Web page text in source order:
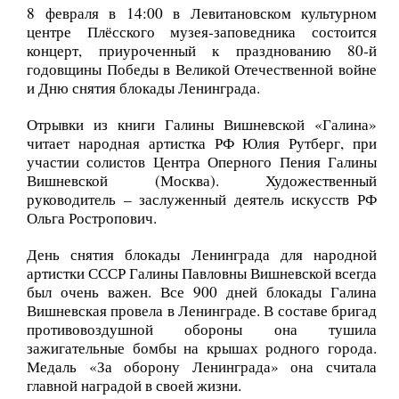
В Иванове завершился XXV
юбилейный Всероссийский
кинофестиваль «Дети и сказка»
имени Александра Роу
финальное мероприятие XXV юбилейного
Всероссийского кинофестиваля «Дети и сказка»
имени Александра Роу, посвященного 120-
летию со дня рождения великого режиссера-
сказочника. Кульминацией дня стала
торжественная церемония награждения
победителей.
07.08.2026
Ивановский музыкальный театр
стал участником Всероссийского
фестиваля театров «Россия — Театр
Департаменте социальной защиты населения
Ивановской области – специалист по социальной
работе, ведущий специалист отдела проблем семьи и
детей. С 2000 по 2006 годы – в аппарате
Правительства Ивановской области – ведущий
координации социальной сферы. С 2006 по 2014 годы –
начальник управления координации Комплекса
социальной сферы Ивановской области. С 24 сентября
2014 года – исполняющий обязанности начальника
Департамента культуры и культурного наследия
Ивановской области, со 2 декабря 2014 года —
начальник Департамента культуры и культурного
наследия Ивановской области, с 1 января 2015 года –
начальник Департамента культуры и туризма
Ивановской области, с 18 августа 2015 года — Член
Правительства Ивановской области. С 11 октября
2017 года — временно исполняющий обязанности
члена Правительства Ивановской области —
директора Департамента культуры и туризма
8 февраля в 14:00 в Левитановском культурном
центре Плёсского музея-заповедника состоится
концерт, приуроченный к празднованию 80-й
годовщины Победы в Великой Отечественной войне
и Дню снятия блокады Ленинграда.
Отрывки из книги Галины Вишневской «Галина»
читает народная артистка РФ Юлия Рутберг, при
участии солистов Центра Оперного Пения Галины
Вишневской (Москва). Художественный
руководитель – заслуженный деятель искусств РФ
Ольга Ростропович.
День снятия блокады Ленинграда для народной
артистки СССР Галины Павловны Вишневской всегда
был очень важен. Все 900 дней блокады Галина
Вишневская провела в Ленинграде. В составе бригад
противовоздушной обороны она тушила
зажигательные бомбы на крышах родного города.
Медаль «За оборону Ленинграда» она считала
главной наградой в своей жизни.